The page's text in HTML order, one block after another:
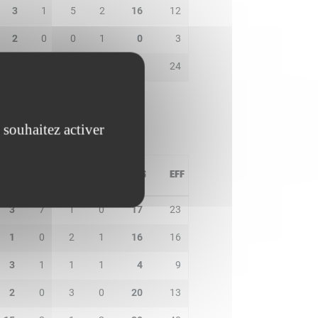
3 1 5 2 16 12
2 0 0 1 0 3
24
PTS EFF
3 7 1 0 17 23
1 0 2 1 16 16
3 1 1 1 4 9
2 0 3 0 20 13
activer